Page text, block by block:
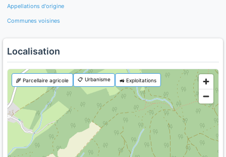
Appellations d'origine
Communes voisines
Localisation
🌾 Parcellaire agricole 📋 Urbanisme 🚜 Exploitations